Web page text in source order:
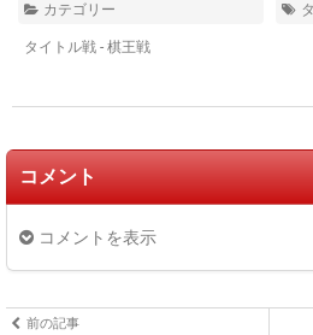
カテゴリー
タイトル戦 - 棋王戦
コメント
コメントを表示
前の記事